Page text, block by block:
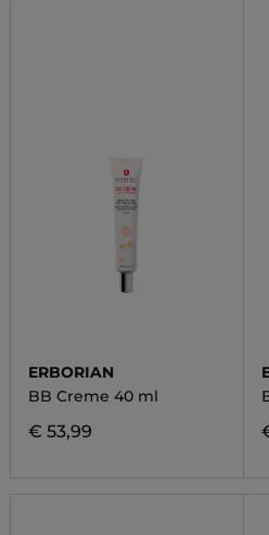
ERBORIAN
BB Creme 40 ml
€ 53,99